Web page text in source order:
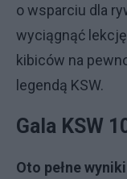
o wsparciu dla
wyciągnąć
kibiców na
legendą KSW.
Gala KSW
Oto pełne